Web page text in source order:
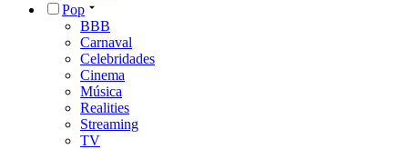
Pop
BBB
Carnaval
Celebridades
Cinema
Música
Realities
Streaming
TV